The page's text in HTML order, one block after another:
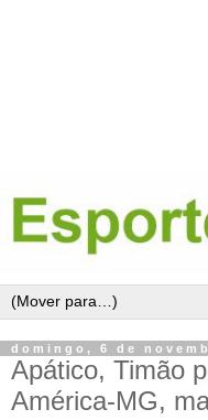
domingo, 6 de
Apático, Timão
América-MG,